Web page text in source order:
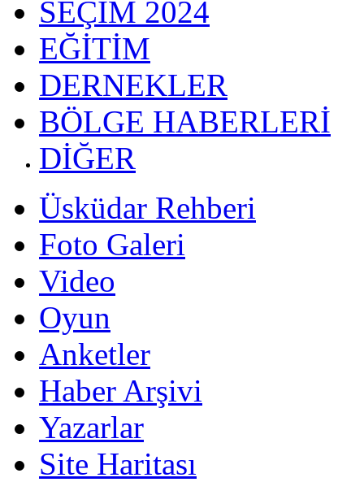
SEÇİM 2024
EĞİTİM
DERNEKLER
BÖLGE HABERLERİ
DİĞER
Üsküdar Rehberi
Foto Galeri
Video
Oyun
Anketler
Haber Arşivi
Yazarlar
Site Haritası